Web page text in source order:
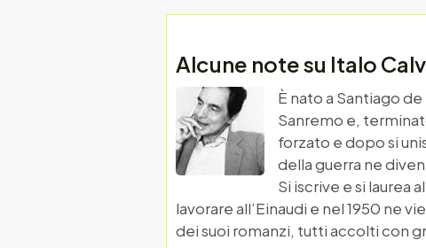
Alcune note su Italo
È nato a Santiago
Sanremo e,
forzato e dopo si
della guerra ne
Si iscrive e si laurea
lavorare all’Einaudi e nel 1950 ne
dei suoi romanzi, tutti accolti con